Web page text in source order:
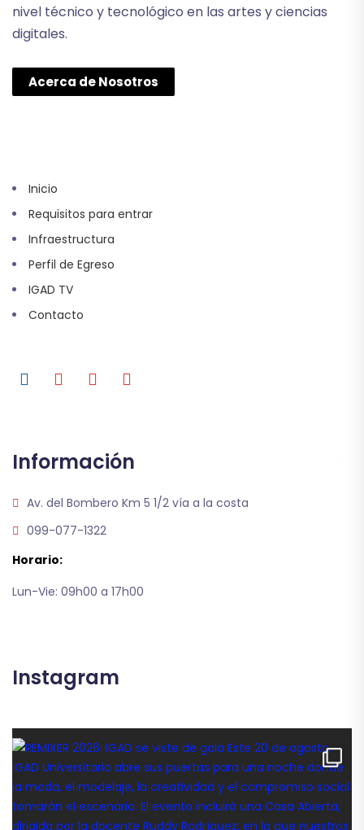
nivel técnico y tecnológico en las artes y ciencias
digitales.
Acerca de Nosotros
Inicio
Requisitos para entrar
Infraestructura
Perfil de Egreso
IGAD TV
Contacto
Información
Av. del Bombero Km 5 1/2 vía a la costa
099-077-1322
Horario:
Lun-Vie: 09h00 a 17h00
Instagram